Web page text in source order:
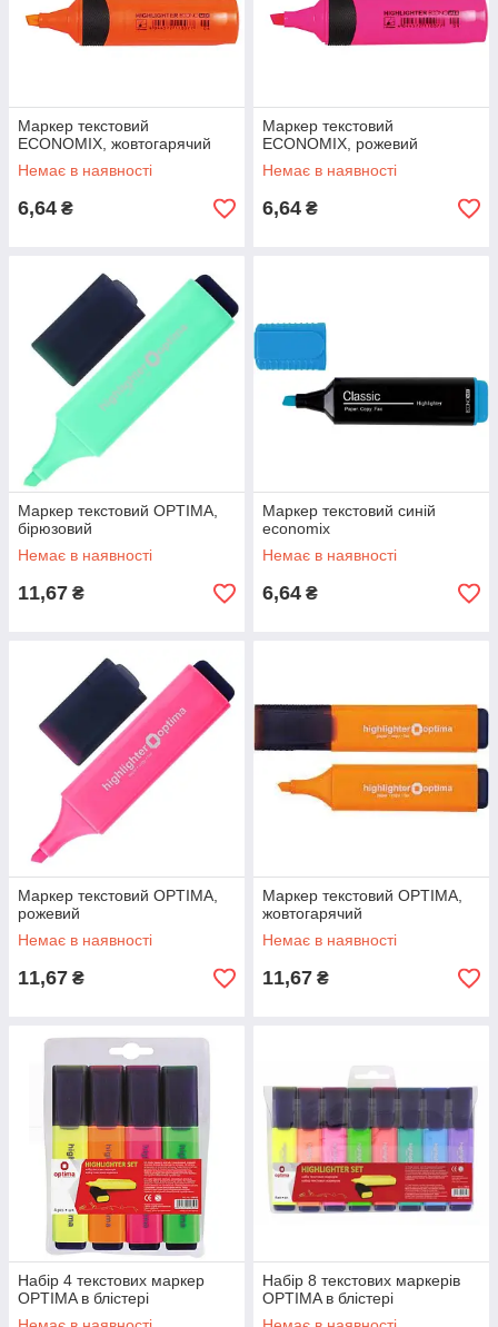
Маркер текстовий
ECONOMIX, жовтогарячий
Немає в наявності
6,64 ₴
Маркер текстовий
ECONOMIX, рожевий
Немає в наявності
6,64 ₴
Маркер текстовий OPTIMA,
бірюзовий
Немає в наявності
11,67 ₴
Маркер текстовий синій
economix
Немає в наявності
6,64 ₴
Маркер текстовий OPTIMA,
рожевий
Немає в наявності
11,67 ₴
Маркер текстовий OPTIMA,
жовтогарячий
Немає в наявності
11,67 ₴
Набір 4 текстових маркер
OPTIMA в блістері
Набір 8 текстових маркерів
OPTIMA в блістері